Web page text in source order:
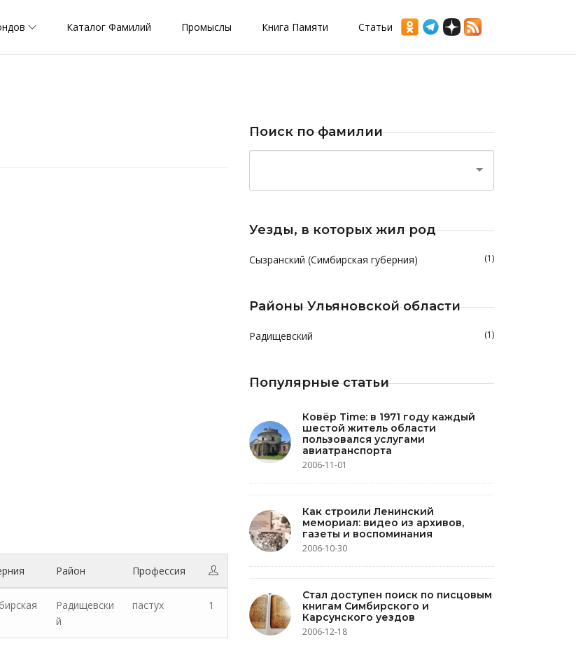
Каталог Фамилий Промыслы Книга Памяти Статьи
Район Профессия
Радищевски
й
пастух 1
Поиск по фамилии
Уезды, в которых жил род
Сызранский (Симбирская губерния) (1)
Районы Ульяновской области
Радищевский (1)
Популярные статьи
Ковёр Time: в 1971 году каждый
шестой житель области
пользовался услугами
авиатранспорта
2006-11-01
Как строили Ленинский
мемориал: видео из архивов,
газеты и воспоминания
2006-10-30
Стал доступен поиск по писцовым
книгам Симбирского и
Карсунского уездов
2006-12-18